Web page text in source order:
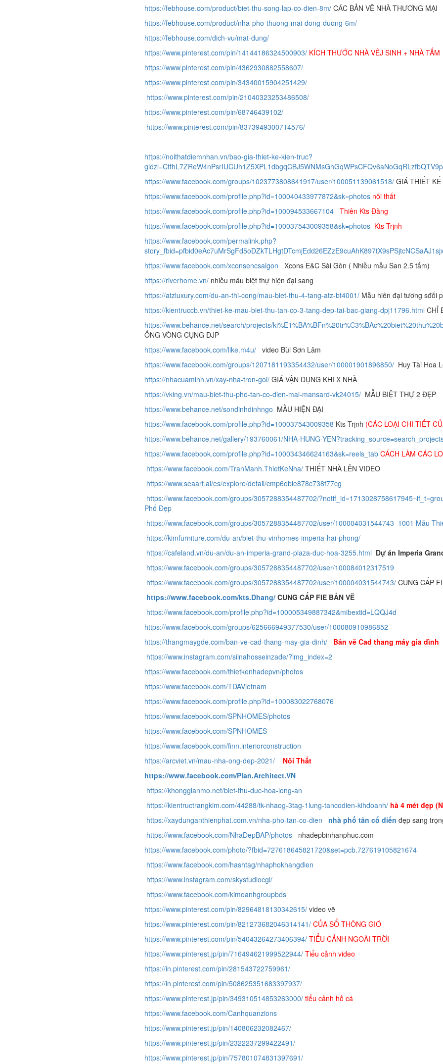
https://febhouse.com/product/biet-thu-song-lap-co-dien-8m/ CÁC BẢN VẼ NHÀ THƯƠNG MẠI
https://febhouse.com/product/nha-pho-thuong-mai-dong-duong-6m/
https://febhouse.com/dich-vu/mat-dung/
https://www.pinterest.com/pin/14144186324500903/ KÍCH THƯỚC NHÀ VÊJ SINH + NHÀ TẮM
https://www.pinterest.com/pin/4362930882558607/
https://www.pinterest.com/pin/34340015904251429/
https://www.pinterest.com/pin/21040323253486508/
https://www.pinterest.com/pin/68746439102/
https://www.pinterest.com/pin/8373949300714576/
https://noithatdiemnhan.vn/bao-gia-thiet-ke-kien-truc?
https://www.facebook.com/groups/1023773808641917/user/100051139061518/ GIÁ THIẾT
https://www.facebook.com/profile.php?id=100040433977872&sk=photos nôi thất
https://www.facebook.com/profile.php?id=100094533667104 Thiên Kts Đăng
https://www.facebook.com/profile.php?id=100037543009358&sk=photos Kts Trịnh
https://www.facebook.com/permalink.php?
https://www.facebook.com/xconsencsaigon Xcons E&C Sài Gòn ( Nhiều mẫu San 2.5 tấm)
https://riverhome.vn/ nhiều mâu biệt thự hiện đại sang
https://atzluxury.com/du-an-thi-cong/mau-biet-thu-4-tang-atz-bt4001/ Mẫu hiên đại tương sđối
https://kientruccb.vn/thiet-ke-mau-biet-thu-tan-co-3-tang-dep-tai-bac-giang-dpj11796.html CHỈ
https://www.behance.net/search/projects/
ỐNG VÒNG CỤNG ĐJP
https://www.facebook.com/like.m4u/ video Bùi Sơn Lâm
https://www.facebook.com/groups/1207181193354432/user/100001901896850/ Huy Tài Hoa
https://nhacuaminh.vn/xay-nha-tron-goi/ GIÁ VẬN DỤNG KHI X NHÀ
https://vking.vn/mau-biet-thu-pho-tan-co-dien-mai-mansard-vk24015/ MẪU BIỆT THỰ 2 ĐẸP
https://www.behance.net/sondinhdinhngo MẦU HIỆN ĐẠI
https://www.facebook.com/profile.php?id=100037543009358 Kts Trịnh (CÁC LOẠI CHI TIẾT
https://www.behance.net/gallery/193760061/NHA-HUNG-
https://www.facebook.com/profile.php?id=100034346624163&sk=reels_tab CÁCH LÀM CÁC
https://www.facebook.com/TranManh.ThietKeNha/ THIẾT NHÀ LÊN VIDEO
https://www.seaart.ai/es/explore/detail/cmp6oble878c738f77cg
https://www.facebook.com/groups/3057288354487702/
Phố Đẹp
https://www.facebook.com/groups/3057288354487702/user/100004031544743 1001 Mẫu
https://kimfurniture.com/du-an/biet-thu-vinhomes-imperia-hai-phong/
https://cafeland.vn/du-an/du-an-imperia-grand-plaza-duc-hoa-3255.html Dự án Imperia
https://www.facebook.com/groups/3057288354487702/user/100084012317519
https://www.facebook.com/groups/3057288354487702/user/100004031544743/ CUNG CẤP
https://www.facebook.com/kts.Dhang/ CUNG CẤP FIE BẢN VẼ
https://www.facebook.com/profile.php?id=100005349887342&mibextid=LQQJ4d
https://www.facebook.com/groups/625666949377530/user/100080910986852
https://thangmaygde.com/ban-ve-cad-thang-may-gia-dinh/
Bản vẽ Cad thang máy gia đình
https://www.instagram.com/siinahosseinzade/?img_index=2
https://www.facebook.com/thietkenhadepvn/photos
https://www.facebook.com/TDAVietnam
https://www.facebook.com/profile.php?id=100083022768076
https://www.facebook.com/SPNHOMES/photos
https://www.facebook.com/SPNHOMES
https://www.facebook.com/finn.interiorconstruction
https://arcviet.vn/mau-nha-ong-dep-2021/
Nôi Thất
https://www.facebook.com/Plan.Architect.VN
https://khonggianmo.net/biet-thu-duc-hoa-long-an
https://kientructrangkim.com/44288/tk-nhaog-3tag-1lung-tancodien-kihdoanh/ hà 4 mét đẹp
https://xaydunganthienphat.com.vn/nha-pho-tan-co-dien
nhà phố tân cổ điển đẹp sang
https://www.facebook.com/NhaDepBAP/photos nhadepbinhanphuc.com
https://www.facebook.com/photo/?fbid=727618645821720&set=pcb.727619105821674
https://www.facebook.com/hashtag/nhaphokhangdien
https://www.instagram.com/skystudiocgi/
https://www.facebook.com/kimoanhgroupbds
https://www.pinterest.com/pin/82964818130342615/ video vẽ
https://www.pinterest.com/pin/821273682046314141/ CỦA SỔ THÔNG GIÓ
https://www.pinterest.com/pin/54043264273406394/ TIỂU CẢNH NGOÀI TRỜI
https://www.pinterest.jp/pin/716494621999522944/ Tiểu cảnh video
https://in.pinterest.com/pin/281543722759961/
https://in.pinterest.com/pin/508625351683397937/
https://www.pinterest.jp/pin/349310514853263000/ tiểu cảnh hồ cá
https://www.facebook.com/Canhquanzions
https://www.pinterest.jp/pin/140806232082467/
https://www.pinterest.jp/pin/2322237299422491/
https://www.pinterest.jp/pin/757801074831397691/